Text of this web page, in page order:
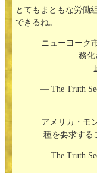
とてもまともな労働
できるね。
ニューヨーク
務化
— The Truth
アメリカ・モ
種を要求する
— The Truth